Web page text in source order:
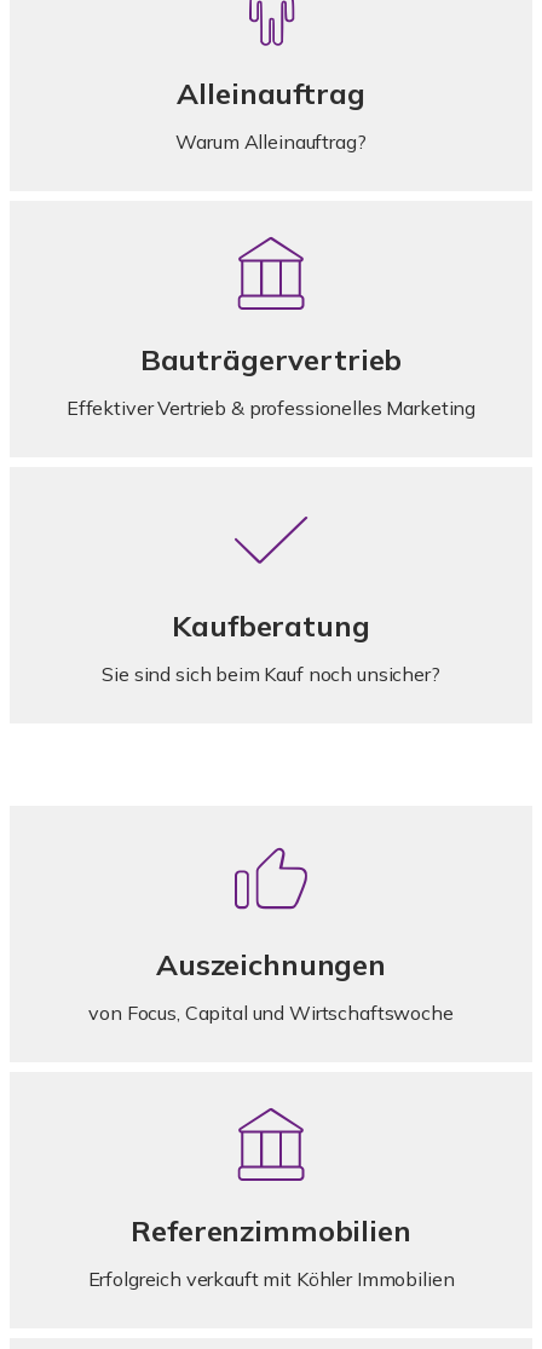
Alleinauftrag
Warum Alleinauftrag?
Bauträgervertrieb
Effektiver Vertrieb & professionelles Marketing
Kaufberatung
Sie sind sich beim Kauf noch unsicher?
Auszeichnungen
von Focus, Capital und Wirtschaftswoche
Referenzimmobilien
Erfolgreich verkauft mit Köhler Immobilien